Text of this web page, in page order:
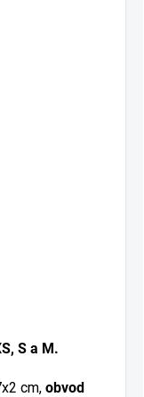
S a M.
cm, obvod